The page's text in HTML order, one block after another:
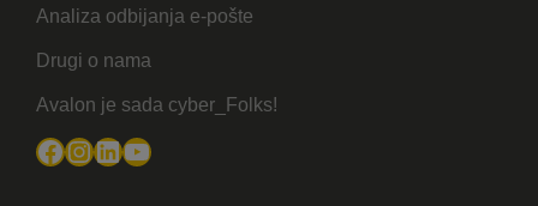
Analiza odbijanja e-pošte
Drugi o nama
Avalon je sada cyber_Folks!
Facebook
Instagram
LinkedIn
YouTube